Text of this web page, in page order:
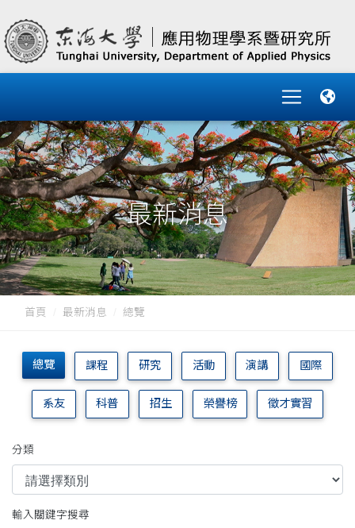
最新消息
首頁 最新消息 總覽
總覽 課程 研究 活動 演講 國際
系友 科普 招生 榮譽榜 徵才實習
分類
輸入關鍵字搜尋